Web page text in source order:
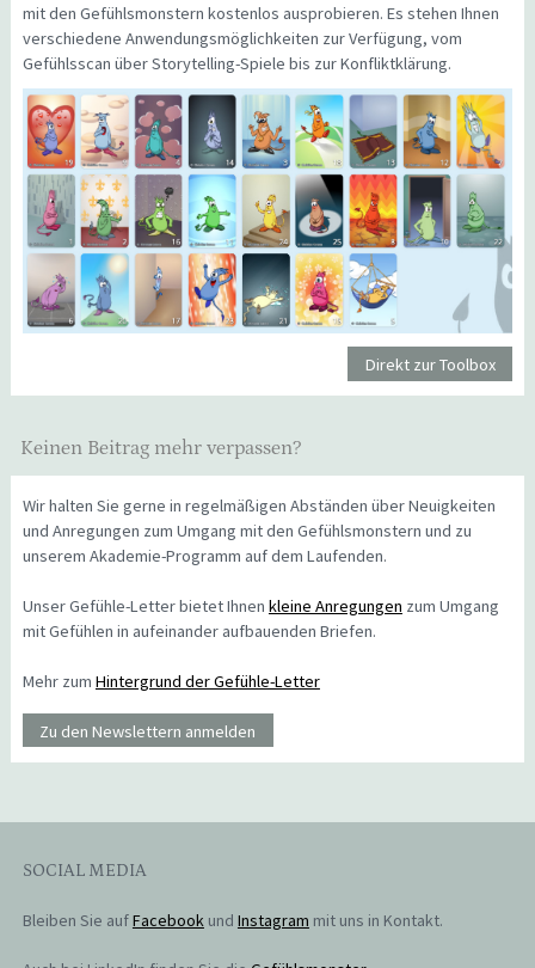
mit den Gefühlsmonstern kostenlos ausprobieren. Es stehen Ihnen
verschiedene Anwendungsmöglichkeiten zur Verfügung, vom
Gefühlsscan über Storytelling-Spiele bis zur Konfliktklärung.
Direkt zur Toolbox
Keinen Beitrag mehr verpassen?
Wir halten Sie gerne in regelmäßigen Abständen über Neuigkeiten
und Anregungen zum Umgang mit den Gefühlsmonstern und zu
unserem Akademie-Programm auf dem Laufenden.
Unser Gefühle-Letter bietet Ihnen kleine Anregungen zum Umgang
mit Gefühlen in aufeinander aufbauenden Briefen.
Mehr zum Hintergrund der Gefühle-Letter
Zu den Newslettern anmelden
SOCIAL MEDIA
Bleiben Sie aufFacebookund Instagram mit uns in Kontakt.